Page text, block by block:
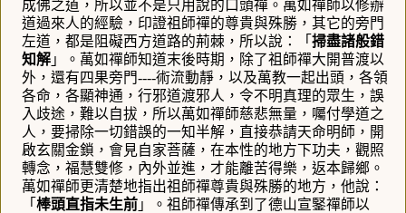
成佛之道，所以並不是只用說的口頭禪。萬如禪師以修辦
道過來人的經驗，印證祖師禪的尊貴與殊勝，其它的旁門
左道，都是阻礙西方道路的荊棘，所以說：「掃盡諸般錯
知解 」。 萬如禪師知道末後時期，除了祖師禪大開普渡以
外，還有四果旁門----術流動靜，以及萬教一起出頭，各領
各命，各顯神通，行邪道渡邪人，令不明真理的眾生，誤
入歧途，難以自拔，所以萬如禪師慈悲無量，囑付學道之
人，要掃除一切錯誤的一知半解，直接恭請天命明師，開
啟玄關金鎖，會見自家菩薩，在本性的地方下功夫，觀照
轉念，福慧雙修，內外並進，才能離苦得樂，返本歸鄉。
萬如禪師更清楚地指出祖師禪尊貴與殊勝的地方，他說：
「棒頭直指未生前 」。祖師禪傳承到了德山宣鋻禪師以